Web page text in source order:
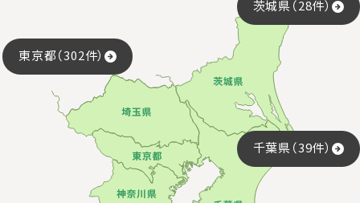
茨城県（28件）
東京都（302件）
千葉県（39件）